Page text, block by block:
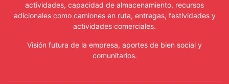
actividades, capacidad de almacenamiento, recursos
adicionales como camiones en ruta, entregas, festividades y
actividades comerciales.
Visión futura de la empresa, aportes de bien social y
comunitarios.